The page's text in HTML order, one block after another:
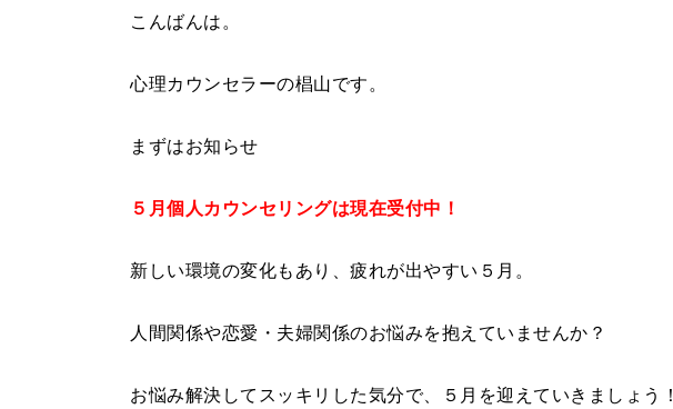
こんばんは。
心理カウンセラーの椙山です。
まずはお知らせ
５月個人カウンセリングは現在受付中！
新しい環境の変化もあり、疲れが出やすい５月。
人間関係や恋愛・夫婦関係のお悩みを抱えていませんか？
お悩み解決してスッキリした気分で、５月を迎えていきましょう！